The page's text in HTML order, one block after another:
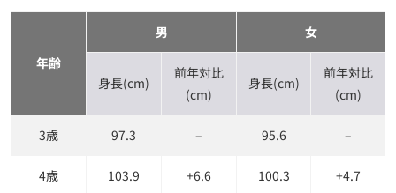
年齢
男 女
身長(cm)
前年対比
(cm)
身長(cm)
前年対比
(cm)
3歳 97.3 – 95.6 –
4歳 103.9 +6.6 100.3 +4.7